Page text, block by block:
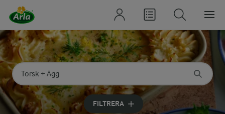
Sök på kategori eller ingrediens
Skriv in sökord för att få förslag
FILTRERA